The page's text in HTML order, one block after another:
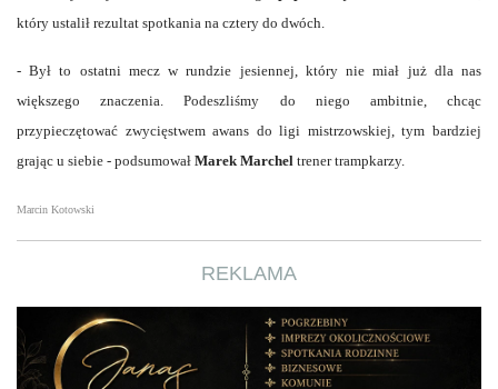
który ustalił rezultat spotkania na cztery do dwóch.
- Był to ostatni mecz w rundzie jesiennej, który nie miał już dla nas
większego znaczenia. Podeszliśmy do niego ambitnie, chcąc
przypieczętować zwycięstwem awans do ligi mistrzowskiej, tym bardziej
grając u siebie - podsumował Marek Marchel trener trampkarzy.
Marcin Kotowski
REKLAMA